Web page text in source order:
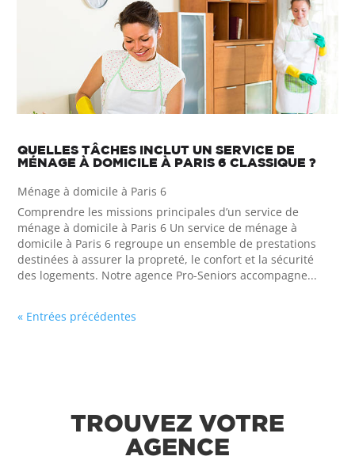
QUELLES TÂCHES INCLUT UN SERVICE DE
MÉNAGE À DOMICILE À PARIS 6 CLASSIQUE ?
Ménage à domicile à Paris 6
Comprendre les missions principales d’un service de
ménage à domicile à Paris 6 Un service de ménage à
domicile à Paris 6 regroupe un ensemble de prestations
destinées à assurer la propreté, le confort et la sécurité
des logements. Notre agence Pro-Seniors accompagne...
« Entrées précédentes
TROUVEZ VOTRE
AGENCE